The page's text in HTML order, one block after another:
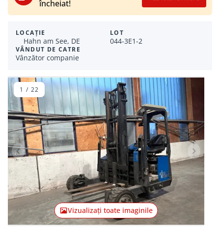
încheiat!
LOCAȚIE
Hahn am See, DE
VÂNDUT DE CATRE
Vânzător companie
LOT
044-3E1-2
Articolul anterior
Vizualizați toate imaginile
1 / 22